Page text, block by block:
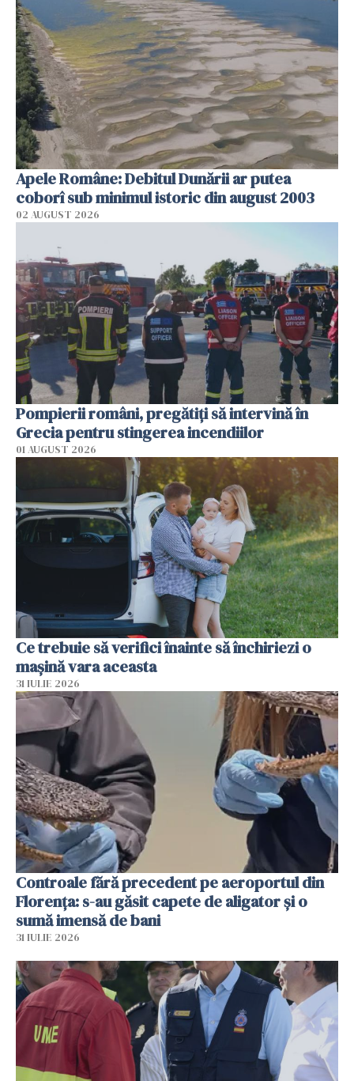
Apele Române: Debitul Dunării ar putea
coborî sub minimul istoric din august 2003
02 AUGUST 2026
Pompierii români, pregătiţi să intervină în
Grecia pentru stingerea incendiilor
01 AUGUST 2026
Ce trebuie să verifici înainte să închiriezi o
mașină vara aceasta
31 IULIE 2026
Controale fără precedent pe aeroportul din
Florența: s-au găsit capete de aligator și o
sumă imensă de bani
31 IULIE 2026